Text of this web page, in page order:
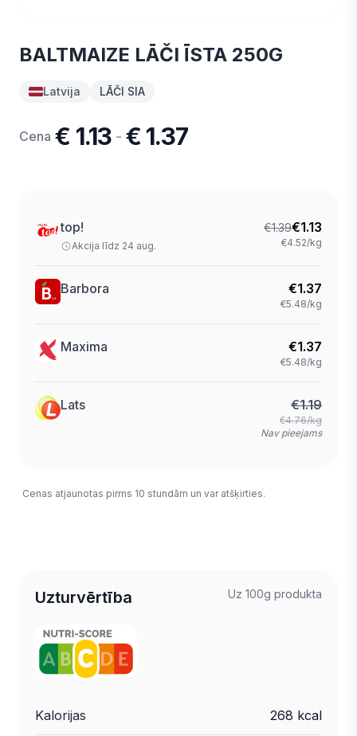
BALTMAIZE LĀČI ĪSTA 250G
Latvija LĀČI SIA
Cena € 1.13 - € 1.37
top!
Akcija līdz 24 aug.
€1.39€1.13
€4.52/kg
Barbora €1.37
€5.48/kg
Maxima €1.37
€5.48/kg
Lats €1.19
€4.76/kg
Nav pieejams
Cenas atjaunotas pirms 10 stundām un var atšķirties.
Uzturvērtība Uz 100g produkta
Kalorijas 268 kcal